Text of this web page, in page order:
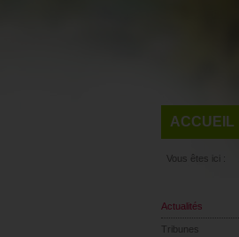
ACCUEIL
Vous êtes ici :
Actualités
Tribunes